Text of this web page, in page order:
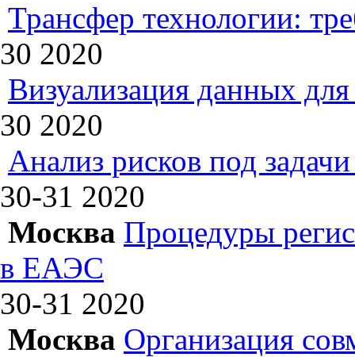
Трансфер технологии:
30 2020
Визуализация данных
30 2020
Анализ рисков под
30-31 2020
Москва Процедуры
в ЕАЭС
30-31 2020
Москва Организация